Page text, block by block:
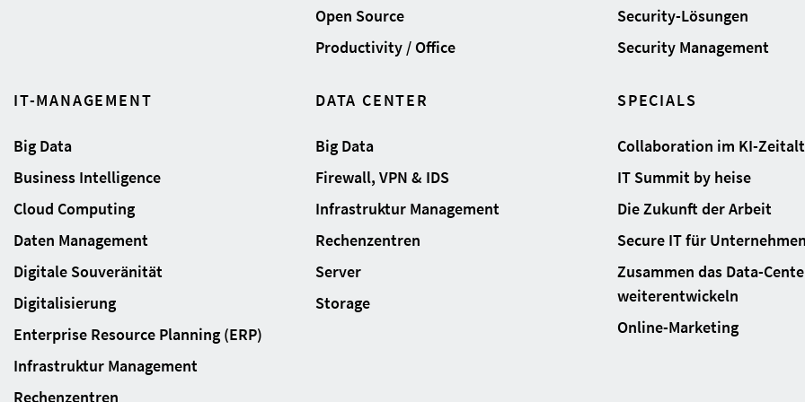
Open Source
Productivity / Office
Security-Lösungen
Security Management
IT-MANAGEMENT
Big Data
Business Intelligence
Cloud Computing
Daten Management
Digitale Souveränität
Digitalisierung
Enterprise Resource Planning (ERP)
Infrastruktur Management
Rechenzentren
DATA CENTER
Big Data
Firewall, VPN & IDS
Infrastruktur Management
Rechenzentren
Server
Storage
SPECIALS
Collaboration im KI-
IT Summit by heise
Die Zukunft der Arbeit
Secure IT für Unternehmen
Zusammen das Data-
weiterentwickeln
Online-Marketing